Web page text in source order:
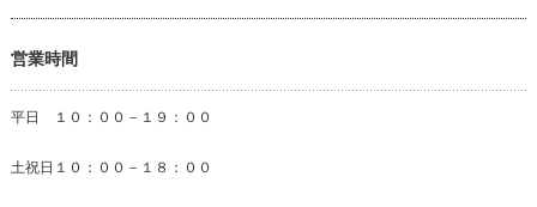
営業時間
平日 １０：００－１９：００
土祝日１０：００－１８：００